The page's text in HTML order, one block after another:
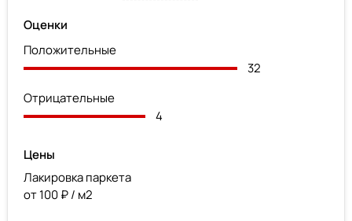
Оценки
Положительные
32
Отрицательные
4
Цены
Лакировка паркета
от 100 ₽ / м2